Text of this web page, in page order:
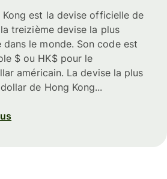
est la devise officielle de
treizième devise la plus
dans le monde. Son code est
$ ou HK$ pour le
américain. La devise la plus
de Hong Kong...